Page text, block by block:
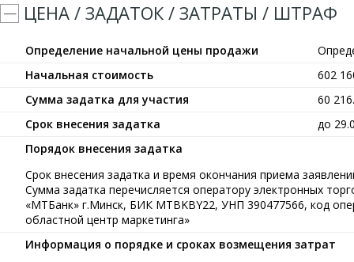
ЦЕНА / ЗАДАТОК / ЗАТРАТЫ / ШТРАФ
Определение начальной цены продажи
Начальная стоимость
602
Сумма задатка для участия
60
Срок внесения задатка
до
Порядок внесения задатка
Срок внесения задатка и время окончания приема
Сумма задатка перечисляется оператору электронных
«МТБанк» г.Минск, БИК MTBKBY22, УНП 390477566, код
областной центр маркетинга»
Информация о порядке и сроках возмещения затрат